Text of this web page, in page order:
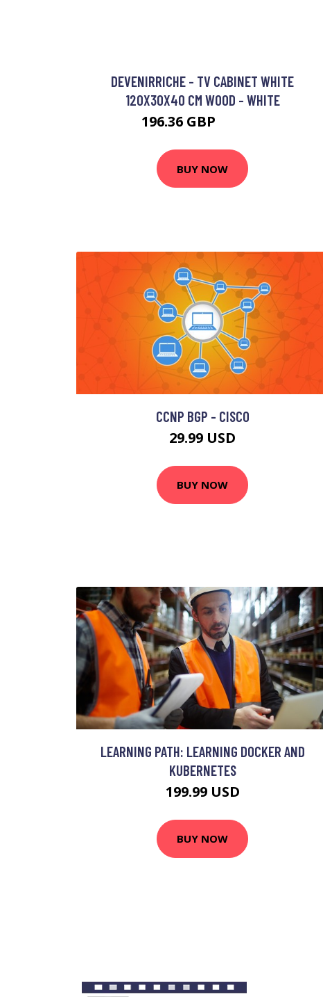
DEVENIRRICHE - TV CABINET WHITE
120X30X40 CM WOOD - WHITE
196.36 GBP
BUY NOW
CCNP BGP - CISCO
29.99 USD
BUY NOW
LEARNING PATH: LEARNING DOCKER AND
KUBERNETES
199.99 USD
BUY NOW